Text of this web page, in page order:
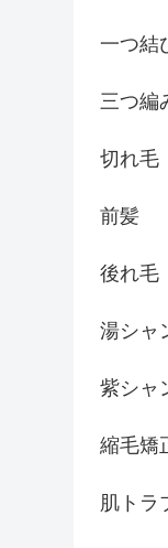
一つ結
三つ編
切れ毛
前髪
後れ毛
湯シャ
紫シャ
縮毛矯
肌トラ